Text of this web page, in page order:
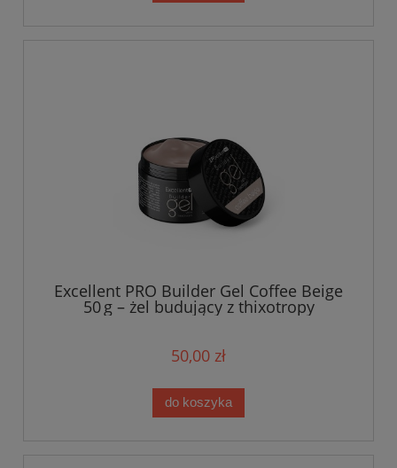
Excellent PRO Builder Gel Coffee Beige
50 g – żel budujący z thixotropy
50,00 zł
do koszyka